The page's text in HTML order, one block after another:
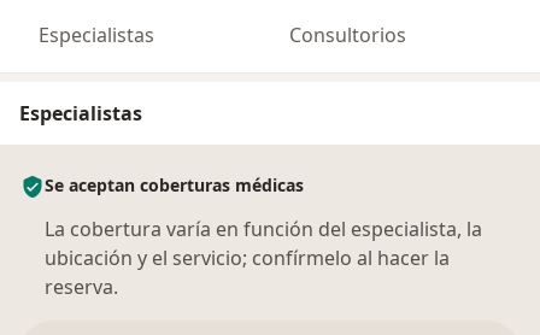
Especialistas Consultorios
Especialistas
Se aceptan coberturas médicas
La cobertura varía en función del especialista, la
ubicación y el servicio; confírmelo al hacer la
reserva.